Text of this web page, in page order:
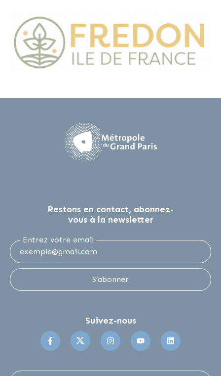
Restons en contact, abonnez-
vous à la newsletter
Entrez votre email
S’abonner
Suivez-nous
Suivez-nous sur Facebook
Suivez-nous sur Twitter
Suivez-nous surSuivez-nous sur